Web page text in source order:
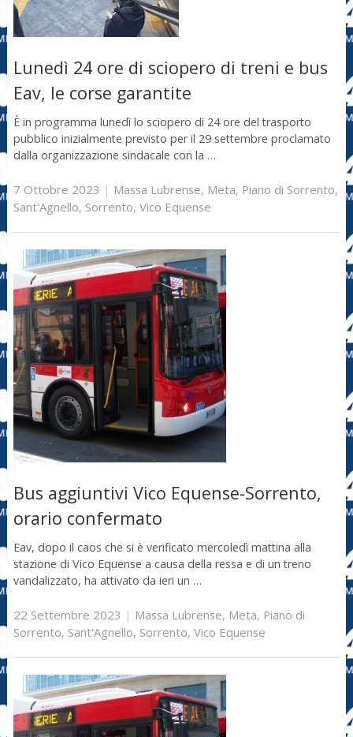
Lunedì 24 ore di sciopero di treni e bus
Eav, le corse garantite
È in programma lunedì lo sciopero di 24 ore del trasporto
pubblico inizialmente previsto per il 29 settembre proclamato
dalla organizzazione sindacale con la …
7 Ottobre 2023 | Massa Lubrense, Meta, Piano di Sorrento,
Sant'Agnello, Sorrento, Vico Equense
Bus aggiuntivi Vico Equense-Sorrento,
orario confermato
Eav, dopo il caos che si è verificato mercoledì mattina alla
stazione di Vico Equense a causa della ressa e di un treno
vandalizzato, ha attivato da ieri un …
22 Settembre 2023 | Massa Lubrense, Meta, Piano di
Sorrento, Sant'Agnello, Sorrento, Vico Equense